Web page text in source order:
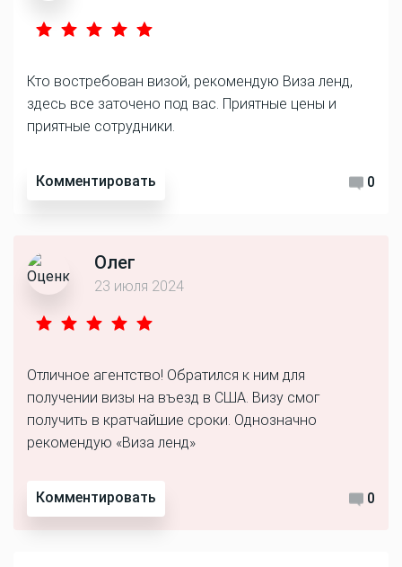
Кто востребован визой, рекомендую Виза ленд,
здесь все заточено под вас. Приятные цены и
приятные сотрудники.
Комментировать 0
Олег
23 июля 2024
Отличное агентство! Обратился к ним для
получении визы на въезд в США. Визу смог
получить в кратчайшие сроки. Однозначно
рекомендую «Виза ленд»
Комментировать 0